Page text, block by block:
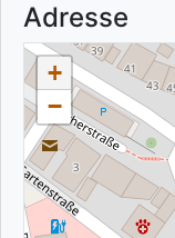
Adresse
+
−